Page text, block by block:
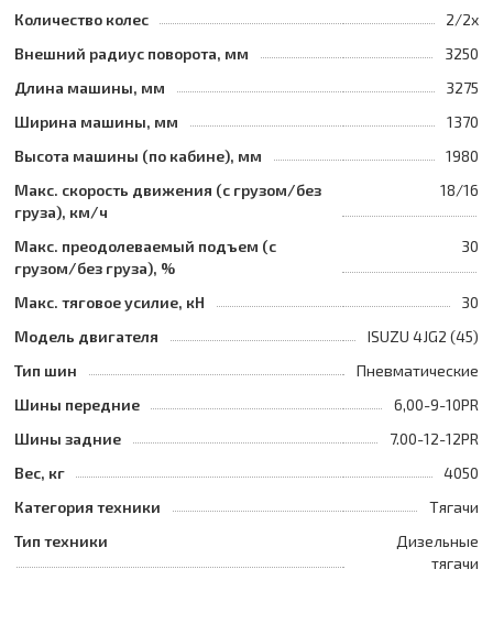
Количество колес
2/2x
Внешний радиус поворота, мм
3250
Длина машины, мм
3275
Ширина машины, мм
1370
Высота машины (по кабине), мм
1980
Макс. скорость движения (с грузом/без
груза), км/ч
18/16
Макс. преодолеваемый подъем (с
грузом/без груза), %
30
Макс. тяговое усилие, кН
30
Модель двигателя
ISUZU 4JG2 (45)
Тип шин
Пневматические
Шины передние
6,00-9-10PR
Шины задние
7.00-12-12PR
Вес, кг
4050
Категория техники
Тягачи
Тип техники
Дизельные
тягачи